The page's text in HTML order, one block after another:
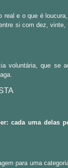
real e o que é
si com dez, vinte,
voluntária, que se
cada uma delas
para uma